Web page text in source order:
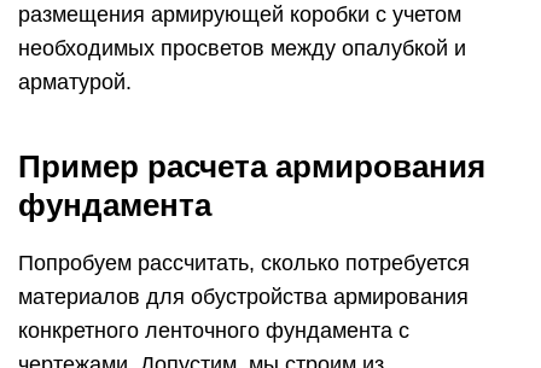
размещения армирующей коробки с учетом
необходимых просветов между опалубкой и
арматурой.
Пример расчета армирования
фундамента
Попробуем рассчитать, сколько потребуется
материалов для обустройства армирования
конкретного ленточного фундамента с